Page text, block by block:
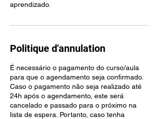
aprendizado.
Politique d'annulation
É necessário o pagamento do curso/aula
para que o agendamento seja confirmado.
Caso o pagamento não seja realizado até
24h após o agendamento, este será
cancelado e passado para o próximo na
lista de espera. Portanto, caso tenha